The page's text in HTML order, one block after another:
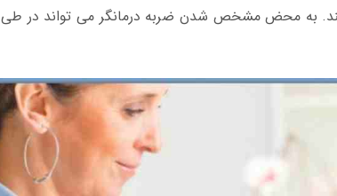
به محض مشخص شدن ضربه درمانگر می تواند در طی